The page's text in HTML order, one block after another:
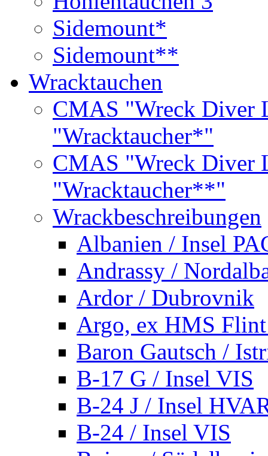
Sidemount*
Sidemount**
Wracktauchen
CMAS "Wreck Diver
"Wracktaucher*"
CMAS "Wreck Diver
"Wracktaucher**"
Wrackbeschreibungen
Albanien / Insel
Andrassy /
Ardor / Dubrovnik
Argo, ex HMS
Baron Gautsch /
B-17 G / Insel VIS
B-24 J / Insel
B-24 / Insel VIS